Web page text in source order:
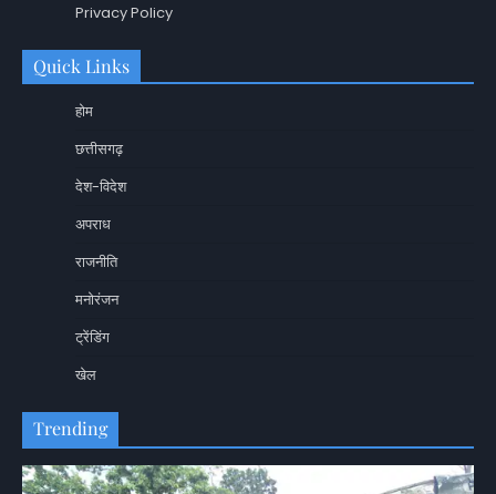
Privacy Policy
Quick Links
होम
छत्तीसगढ़
देश-विदेश
अपराध
राजनीति
मनोरंजन
ट्रेंडिंग
खेल
Trending